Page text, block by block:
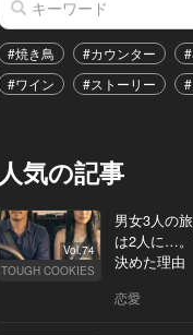
#焼き鳥 #カウンター
#ワイン
#ストーリー
人気の記事
Vol.74
TOUGH COOKIES
男女3人の
は2人に…
決めた理由
恋愛